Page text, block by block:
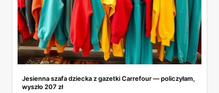
Jesienna szafa dziecka z gazetki Carrefour — policzyłam,
wyszło 207 zł